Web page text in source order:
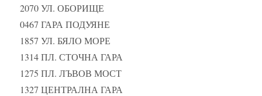
2070 УЛ. ОБОРИЩЕ
0467 ГАРА ПОДУЯНЕ
1857 УЛ. БЯЛО МОРЕ
1314 ПЛ. СТОЧНА ГАРА
1275 ПЛ. ЛЪВОВ МОСТ
1327 ЦЕНТРАЛНА ГАРА